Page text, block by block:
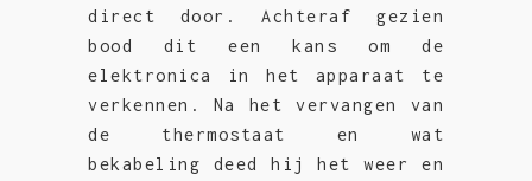
direct door. Achteraf gezien
bood dit een kans om de
elektronica in het apparaat te
verkennen. Na het vervangen van
de thermostaat en wat
bekabeling deed hij het weer en